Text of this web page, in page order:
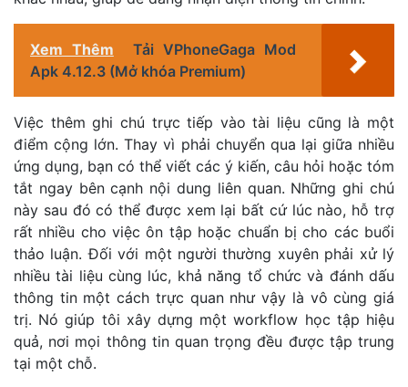
Xem Thêm
Tải VPhoneGaga Mod
Apk 4.12.3 (Mở khóa Premium)
Việc thêm ghi chú trực tiếp vào tài liệu cũng là một
điểm cộng lớn. Thay vì phải chuyển qua lại giữa nhiều
ứng dụng, bạn có thể viết các ý kiến, câu hỏi hoặc tóm
tắt ngay bên cạnh nội dung liên quan. Những ghi chú
này sau đó có thể được xem lại bất cứ lúc nào, hỗ trợ
rất nhiều cho việc ôn tập hoặc chuẩn bị cho các buổi
thảo luận. Đối với một người thường xuyên phải xử lý
nhiều tài liệu cùng lúc, khả năng tổ chức và đánh dấu
thông tin một cách trực quan như vậy là vô cùng giá
trị. Nó giúp tôi xây dựng một workflow học tập hiệu
quả, nơi mọi thông tin quan trọng đều được tập trung
tại một chỗ.